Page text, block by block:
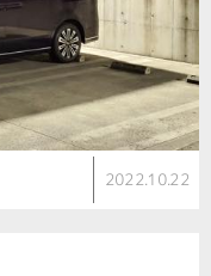
2022.10.22